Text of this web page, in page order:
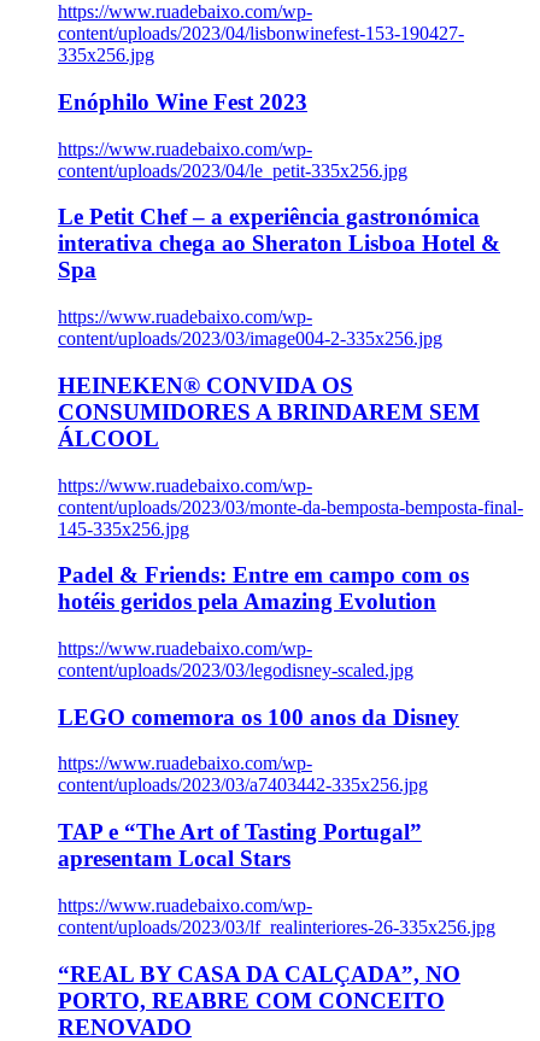
https://www.ruadebaixo.com/wp-
content/uploads/2023/04/lisbonwinefest-153-190427-
335x256.jpg
Enóphilo Wine Fest 2023
https://www.ruadebaixo.com/wp-
content/uploads/2023/04/le_petit-335x256.jpg
Le Petit Chef – a experiência gastronómica
interativa chega ao Sheraton Lisboa Hotel &
Spa
https://www.ruadebaixo.com/wp-
content/uploads/2023/03/image004-2-335x256.jpg
HEINEKEN® CONVIDA OS
CONSUMIDORES A BRINDAREM SEM
ÁLCOOL
https://www.ruadebaixo.com/wp-
content/uploads/2023/03/monte-da-bemposta-bemposta-final-
145-335x256.jpg
Padel & Friends: Entre em campo com os
hotéis geridos pela Amazing Evolution
https://www.ruadebaixo.com/wp-
content/uploads/2023/03/legodisney-scaled.jpg
LEGO comemora os 100 anos da Disney
https://www.ruadebaixo.com/wp-
content/uploads/2023/03/a7403442-335x256.jpg
TAP e “The Art of Tasting Portugal”
apresentam Local Stars
https://www.ruadebaixo.com/wp-
content/uploads/2023/03/lf_realinteriores-26-335x256.jpg
“REAL BY CASA DA CALÇADA”, NO
PORTO, REABRE COM CONCEITO
RENOVADO